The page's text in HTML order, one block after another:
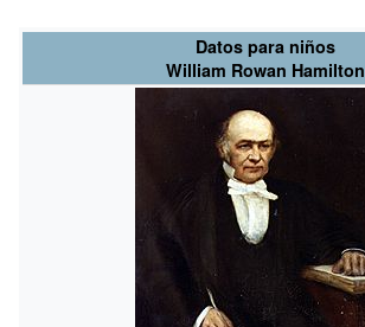
Datos para niños
William Rowan Hamilton